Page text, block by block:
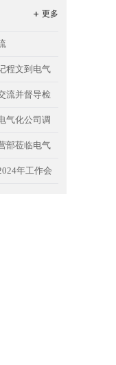
更多
程文到电气
流并督导检
气化公司调
部莅临电气
年工作会